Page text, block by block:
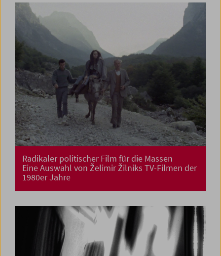
Radikaler politischer Film für die Massen
Eine Auswahl von Želimir Žilniks TV-Filmen der
1980er Jahre